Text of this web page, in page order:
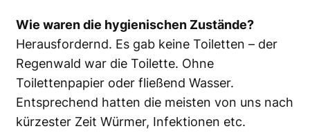
Wie waren die hygienischen Zustände?
Herausfordernd. Es gab keine Toiletten – der
Regenwald war die Toilette. Ohne
Toilettenpapier oder fließend Wasser.
Entsprechend hatten die meisten von uns nach
kürzester Zeit Würmer, Infektionen etc.